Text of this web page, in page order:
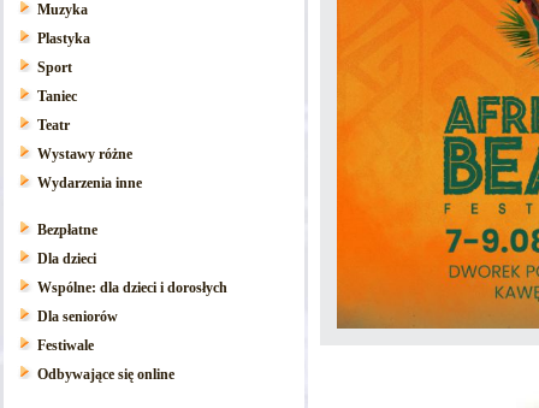
Muzyka
Plastyka
Sport
Taniec
Teatr
Wystawy różne
Wydarzenia inne
Bezpłatne
Dla dzieci
Wspólne: dla dzieci i dorosłych
Dla seniorów
Festiwale
Odbywające się online